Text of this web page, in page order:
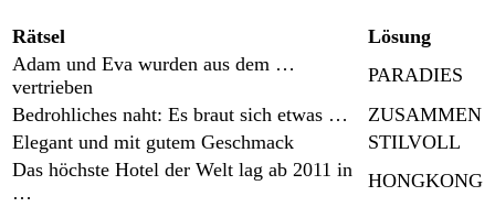
Rätsel
Lösung
Adam und Eva wurden aus dem …
vertrieben
PARADIES
Bedrohliches naht: Es braut sich etwas …
ZUSAMMEN
Elegant und mit gutem Geschmack
STILVOLL
Das höchste Hotel der Welt lag ab 2011 in
…
HONGKONG